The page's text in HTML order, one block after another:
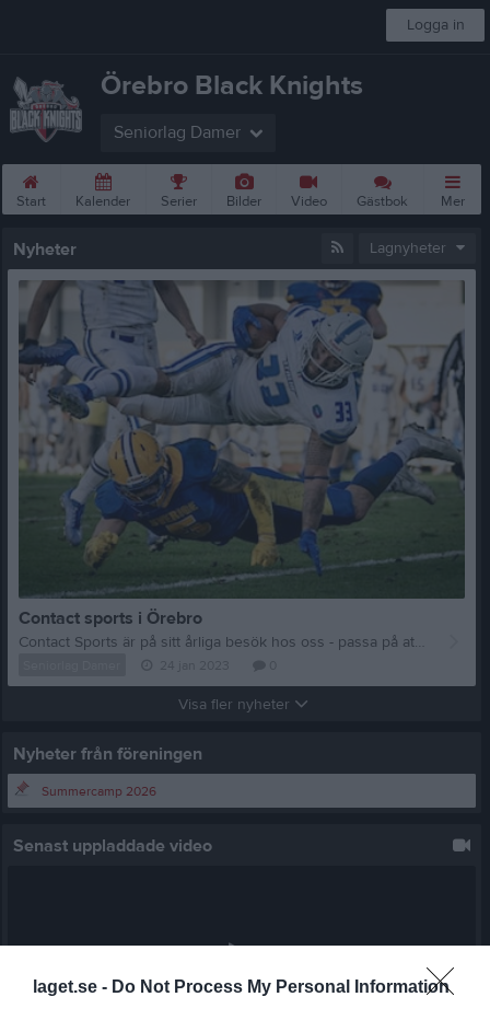
laget.se - Do Not Process My Personal Information
Logga in
Örebro Black Knights
Seniorlag Damer
Start Kalender Serier Bilder Video Gästbok Mer
Nyheter Lagnyheter
Contact sports i Örebro
Contact Sports är på sitt årliga besök hos oss - passa på att uppdatera era skydd, skor mm Tid och plats: 12 februari 10-14 Ekängs IP Information från CS: Hej! Vi är väldigt glada att återigen få komma och besöka er i Black Knights, för att hjälpa er att hitta rätt i djungeln av utrustning till amerikansk fotboll. Eftersom att vi numera lever i speciella tider, har vi fått ändra våra rutiner för att göra vårt besök så smidigt och så säkert som möjligt för både Er och oss. På sidan nedan kan ni boka in när och hur länge ni vill besöka oss i Örebro (Ekäng). Vi undsätter tid till er för att ni skall få den bästa servicen, och för att ni ska känna er nöjda med utrustningen ni går hem med. https://contactsports.bokamera.se/ Ni kan boka 10 eller 20minuterstider, beroende på vad ni är på jakt efter. Är ni osäkra på hur lång tid ni skall boka? Kontakta då oss så hjälper vi er med hur lång tid vi tror att ert besök kommer ta. För att hålla nere antalet personer i lokalen så ser vi gärna att spelare kommer med max +1 person. Vi vill precis som tidigare år gärna att ni förbokar utrustning som ni vill att vi tar med till just Er. Er beställning betalas på plats när vi hjälpt er med utprovning, och sett till att allt sitter säkert som det ska. Ni kan skicka era förbeställningar till lager@contactsports.se eller ringa oss på 044106755. Är ni osäkra på exakt VAD ni behöver, så kan ni hjälpa oss att hjälpa er. Här är vad för info ni kan bidra med till oss för att hjälpa er med vad ni behöver för storlekar och modeller: BYXPAKET: Spelarens längd, vikt, ålder, färg på byxorna HJÄLM Spelarens ålder, samt huvudomkrets. Hur ni mäter hittar ni genom att följa länken nedan: https://www.contactsports.se/sida/Hjalp AXELSKYDD Spelarens ålder, längd, vikt samt om hen har någon speciell position. Är man ny eller ung och spelar på mer än en position, hjälper en vag beskrivning väldigt långt. Tex ”fångar mycket boll” eller ”tacklas mycket”. HANDSKAR Spelarens position, samt handlängd. Hur ni mäter handen hittar ni genom att följa länken nedan: https://www.contactsports.se/sida/Hjalp SKOR Spelarens position, samt fotlängd (om man är osäker på storleken). Skor till amerikansk fotboll är ofta relativt små, så var beredda på att gå upp en storlek jämfört med vad ni använder normalt.
Visa fler nyheter
Nyheter från föreningen
Summercamp 2026
Senast uppladdade video